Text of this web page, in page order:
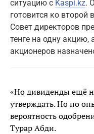
ситуацию с Kaspi.kz.
готовится ко второй
Совет директоров
тенге на одну акцию,
акционеров
«Но дивиденды ещё
утверждать. Но по
вероятность
Турар Абди.